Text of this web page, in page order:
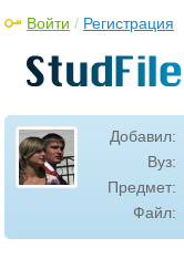
Войти / Регистрация
Добавил:
Вуз:
Предмет:
Файл: